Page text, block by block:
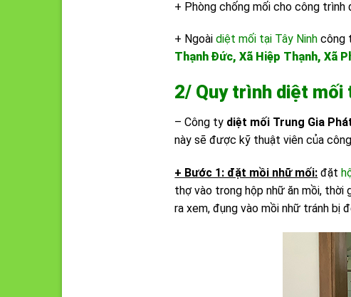
+ Phòng chống mối cho công trình
+ Ngoàidiệt mối tại Tây Ninh công
Thạnh Đức, Xã Hiệp Thạnh, Xã
2/ Quy trình diệt mối
– Công ty diệt mối Trung Gia
này sẽ được kỹ thuật viên của
+ Bước 1: đặt mồi nhữ mối: đặt
thợ vào trong hộp nhữ ăn mồi, thời
ra xem, đụng vào mồi nhữ tránh bị